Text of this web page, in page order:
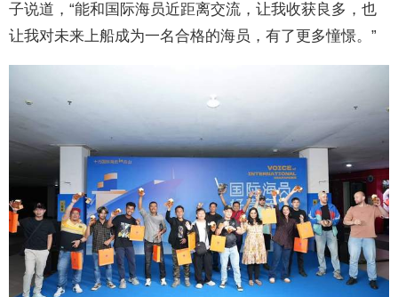
子说道，“能和国际海员近距离交流，让我收获良多，也
让我对未来上船成为一名合格的海员，有了更多憧憬。”